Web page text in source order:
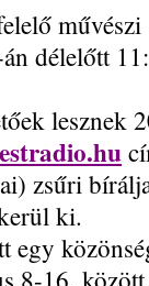
délelőtt
lesznek
zsűri
ki.
egy
8-16.